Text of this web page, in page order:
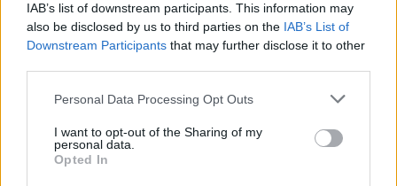
IAB’s list of downstream participants. This information may
also be disclosed by us to third parties on the IAB’s List of
Downstream Participants that may further disclose it to other
Personal Data Processing Opt Outs
I want to opt-out of the Sharing of my
personal data.
Opted In
A doua operațiune obscenă a
DIICOT în această vară, după ”cazul
percheziționat și...
16 COMENTARII